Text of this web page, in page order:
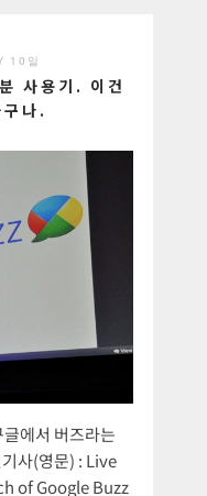
10일
사용기. 이건
나.
에서 버즈라는
사(영문) : Live
of Google Buzz